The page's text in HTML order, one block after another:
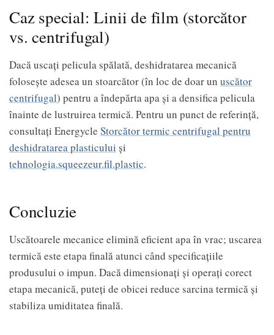
Caz special: Linii de film (storcător
vs. centrifugal)
Dacă uscați pelicula spălată, deshidratarea mecanică
folosește adesea un stoarcător (în loc de doar un uscător
centrifugal) pentru a îndepărta apa și a densifica pelicula
înainte de lustruirea termică. Pentru un punct de referință,
consultați Energycle Storcător termic centrifugal pentru
deshidratarea plasticului şi
tehnologia.squeezeur.fil.plastic.
Concluzie
Uscătoarele mecanice elimină eficient apa în vrac; uscarea
termică este etapa finală atunci când specificațiile
produsului o impun. Dacă dimensionați și operați corect
etapa mecanică, puteți de obicei reduce sarcina termică și
stabiliza umiditatea finală.